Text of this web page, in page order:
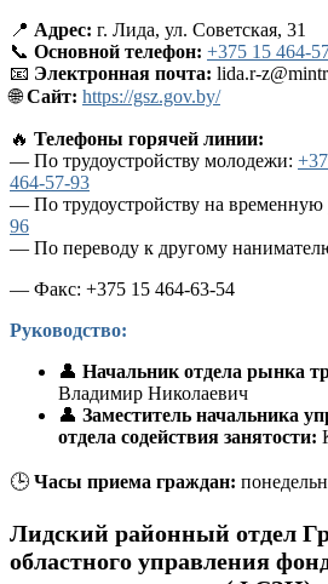
📍 Адрес: г. Лида, ул. Советская, 31
📞 Основной телефон: +375 15 464-
📧 Электронная почта: lida.r-
🌐Сайт: https://gsz.gov.by/
🔥 Телефоны горячей линии:
— По трудоустройству молодежи:
464-57-93
— По трудоустройству на временную
96
— По переводу к другому
— Факс: +375 15 464-63-54
Руководство:
👤 Начальник отдела рынка
Владимир Николаевич
👤 Заместитель начальника
отдела содействия занятости:
🕒 Часы приема граждан:
Лидский районный отдел
областного управления